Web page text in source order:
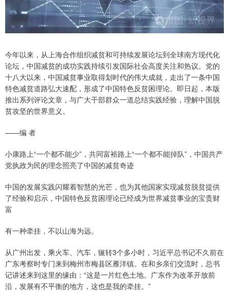
今年以来，从上海合作组织减贫和可持续发展论坛到全球南方现代化
论坛，中国减贫的成功实践持续引发国际社会高度关注和热议。党的
十八大以来，中国减贫事业取得划时代的伟大成就，走出了一条中国
特色减贫道路弘大速配，形成了中国特色反贫困理论。即日起，本版
推出系列评论文章，与广大干部群众一道总结实践经验，理解中国脱
贫攻坚的世界意义。
——编 者
小康路上“一个都不能少”，共同富裕路上“一个都不能掉队”，中国共产
党执政为民的理念照亮了中国的减贫奇迹
中国的发展实践闪耀着智慧的光芒，也为其他国家实现减贫脱贫提供
了经验和启示，中国特色反贫困理论已经成为世界减贫事业的宝贵财
富
有一种牵挂，不以山海为远。
从广州出发，乘火车、汽车，辗转3个多小时，习近平总书记不久前在
广东考察时专门来到梅州市梅县区雁洋镇。在和乡亲们交流时，总书
记讲述来到这里的缘由：“这是一片红色土地。广东作为改革开放前
沿，发展有不平衡的地方，这也是我的牵挂。”